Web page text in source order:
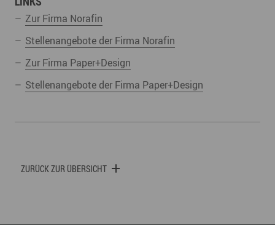
Zur Firma Norafin
Stellenangebote der Firma Norafin
Zur Firma Paper+Design
Stellenangebote der Firma Paper+Design
ZURÜCK ZUR ÜBERSICHT